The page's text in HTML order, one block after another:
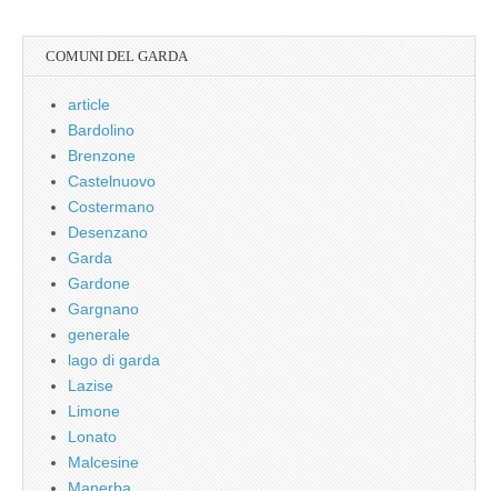
COMUNI DEL GARDA
article
Bardolino
Brenzone
Castelnuovo
Costermano
Desenzano
Garda
Gardone
Gargnano
generale
lago di garda
Lazise
Limone
Lonato
Malcesine
Manerba